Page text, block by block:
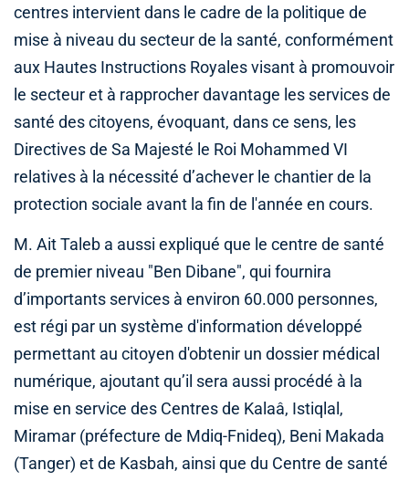
centres intervient dans le cadre de la politique de
mise à niveau du secteur de la santé, conformément
aux Hautes Instructions Royales visant à promouvoir
le secteur et à rapprocher davantage les services de
santé des citoyens, évoquant, dans ce sens, les
Directives de Sa Majesté le Roi Mohammed VI
relatives à la nécessité d’achever le chantier de la
protection sociale avant la fin de l'année en cours.
M. Ait Taleb a aussi expliqué que le centre de santé
de premier niveau "Ben Dibane", qui fournira
d’importants services à environ 60.000 personnes,
est régi par un système d'information développé
permettant au citoyen d'obtenir un dossier médical
numérique, ajoutant qu’il sera aussi procédé à la
mise en service des Centres de Kalaâ, Istiqlal,
Miramar (préfecture de Mdiq-Fnideq), Beni Makada
(Tanger) et de Kasbah, ainsi que du Centre de santé